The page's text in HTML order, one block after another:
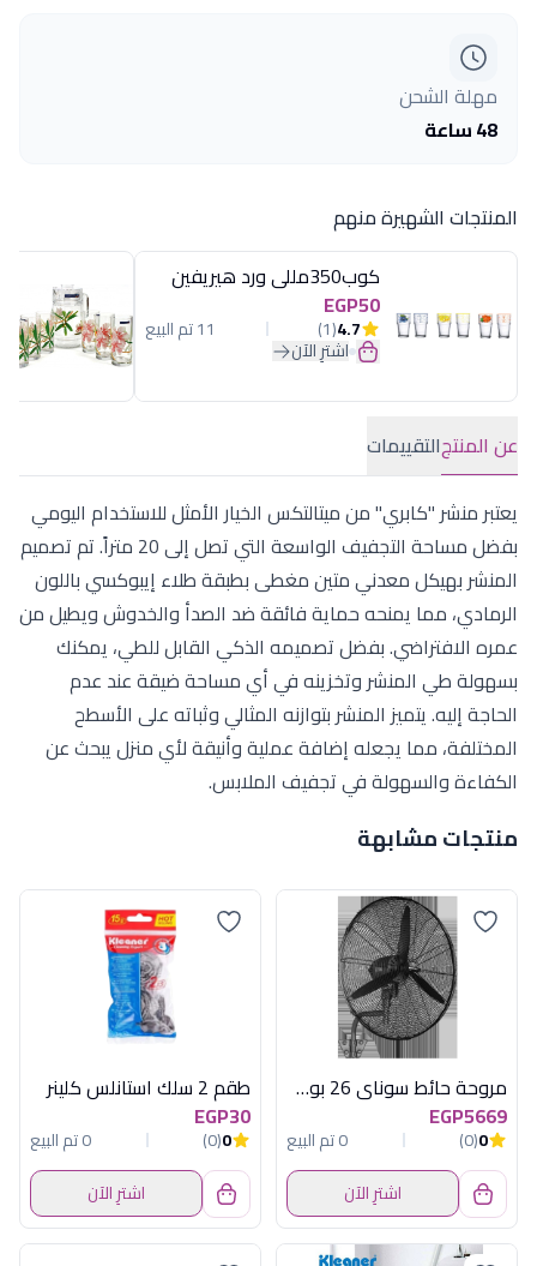
مهلة الشحن
48 ساعة
المنتجات الشهيرة منهم
كوب350مللى ورد هيريفين
EGP50
4.7
(1) 11 تم البيع
اشترِ الآن
عن المنتجالتقييمات
يعتبر منشر "كابري" من ميتالتكس الخيار الأمثل للاستخدام اليومي
بفضل مساحة التجفيف الواسعة التي تصل إلى 20 متراً. تم تصميم
المنشر بهيكل معدني متين مغطى بطبقة طلاء إيبوكسي باللون
الرمادي، مما يمنحه حماية فائقة ضد الصدأ والخدوش ويطيل من
عمره الافتراضي. بفضل تصميمه الذكي القابل للطي، يمكنك
بسهولة طي المنشر وتخزينه في أي مساحة ضيقة عند عدم
الحاجة إليه. يتميز المنشر بتوازنه المثالي وثباته على الأسطح
المختلفة، مما يجعله إضافة عملية وأنيقة لأي منزل يبحث عن
الكفاءة والسهولة في تجفيف الملابس.
منتجات مشابهة
مروحة حائط سوناي 26 بوصة، 175 وات، 3 اوضاع للسرعة - MA-26-W
EGP5669
0
(0)
0 تم البيع
اشترِ الآن
طقم 2 سلك استانلس كلينر
EGP30
0
(0)
0 تم البيع
اشترِ الآن